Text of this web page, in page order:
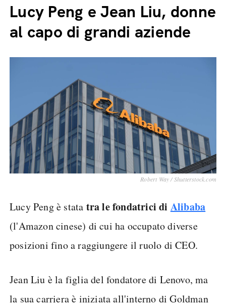
Lucy Peng e Jean Liu, donne
al capo di grandi aziende
Robert Way / Shutterstock.com
Lucy Peng è stata tra le fondatrici di Alibaba
(l'Amazon cinese) di cui ha occupato diverse
posizioni fino a raggiungere il ruolo di CEO.
Jean Liu è la figlia del fondatore di Lenovo, ma
la sua carriera è iniziata all'interno di Goldman